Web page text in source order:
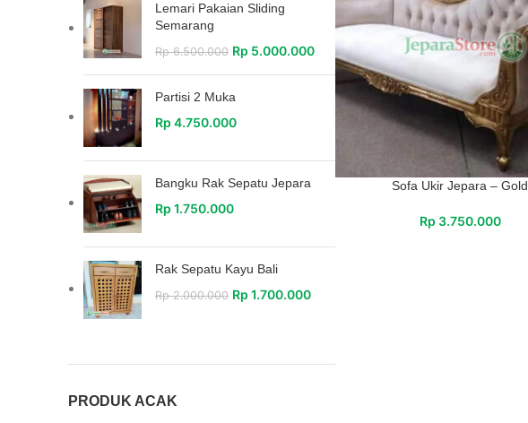
Lemari Pakaian Sliding
Semarang
Rp6.500.000 Rp 5.000.000
Partisi 2 Muka
Rp 4.750.000
Bangku Rak Sepatu Jepara
Rp 1.750.000
Rak Sepatu Kayu Bali
Rp2.000.000 Rp 1.700.000
PRODUK ACAK
Sofa Ukir Jepara – Gold
Rp 3.750.000